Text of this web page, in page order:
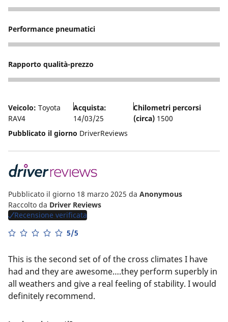
1
Performance pneumatici
4
Rapporto qualità-prezzo
4
Veicolo: Toyota
RAV4
Acquista:
14/03/25
Chilometri percorsi
(circa)1500
Pubblicato il giorno DriverReviews
Pubblicato il giorno 18 marzo 2025 da Anonymous
Raccolto da Driver Reviews
Recensione verificata
5/5
This is the second set of of the cross climates I have
had and they are awesome….they perform superbly in
all weathers and give a real feeling of stability. I would
definitely recommend.